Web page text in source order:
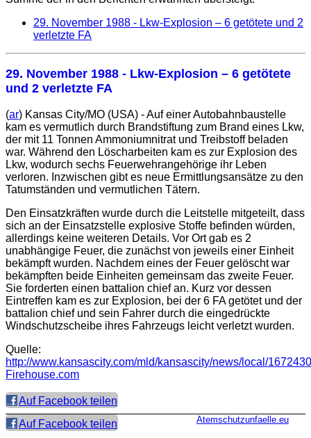
29. November 1988 - Lkw-Explosion – 6 getötete und 2
verletzte FA
29. November 1988 - Lkw-Explosion – 6 getötete
und 2 verletzte FA
(ar) Kansas City/MO (USA) - Auf einer Autobahnbaustelle
kam es vermutlich durch Brandstiftung zum Brand eines Lkw,
der mit 11 Tonnen Ammoniumnitrat und Treibstoff beladen
war. Während den Löscharbeiten kam es zur Explosion des
Lkw, wodurch sechs Feuerwehrangehörige ihr Leben
verloren. Inzwischen gibt es neue Ermittlungsansätze zu den
Tatumständen und vermutlichen Tätern.
Den Einsatzkräften wurde durch die Leitstelle mitgeteilt, dass
sich an der Einsatzstelle explosive Stoffe befinden würden,
allerdings keine weiteren Details. Vor Ort gab es 2
unabhängige Feuer, die zunächst von jeweils einer Einheit
bekämpft wurden. Nachdem eines der Feuer gelöscht war
bekämpften beide Einheiten gemeinsam das zweite Feuer.
Sie forderten einen battalion chiefan. Kurz vor dessen
Eintreffen kam es zur Explosion, bei der 6 FA getötet und der
battalion chiefund sein Fahrer durch die eingedrückte
Windschutzscheibe ihres Fahrzeugs leicht verletzt wurden.
Quelle:
http://www.kansascity.com/mld/kansascity/news/local/
Firehouse.com
Auf Facebook teilen
Auf Facebook teilen
Atemschutzunfaelle.eu